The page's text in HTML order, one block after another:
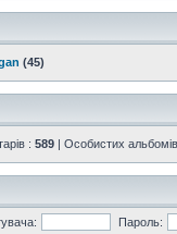
(45)
: 589 | Особистих
Пароль: